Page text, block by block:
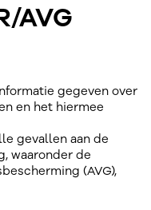
AVG
gegeven over
en het hiermee
gevallen aan de
waaronder de
(AVG),